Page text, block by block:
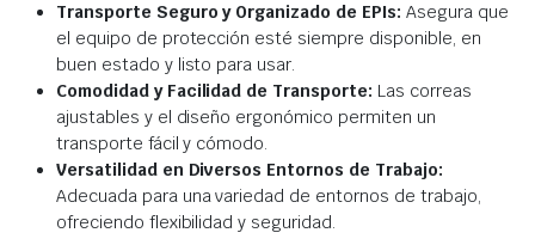
Transporte Seguro y Organizado de EPIs: Asegura que
el equipo de protección esté siempre disponible, en
buen estado y listo para usar.
Comodidad y Facilidad de Transporte: Las correas
ajustables y el diseño ergonómico permiten un
transporte fácil y cómodo.
Versatilidad en Diversos Entornos de Trabajo:
Adecuada para una variedad de entornos de trabajo,
ofreciendo flexibilidad y seguridad.